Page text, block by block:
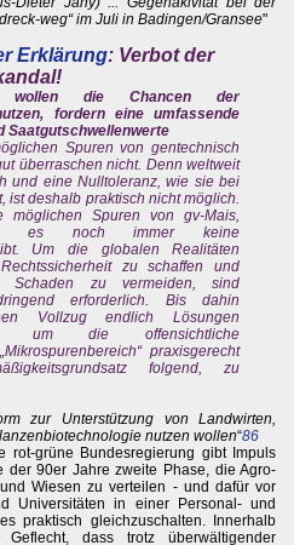
weg“ im Juli in Badingen/Gransee"
Erklärung: Verbot der
wollen die Chancen der
fordern eine umfassende
Saatgutschwellenwerte
Spuren von gentechnisch
überraschen nicht. Denn weltweit
und eine Nulltoleranz, wie sie bei
ist deshalb praktisch nicht möglich.
möglichen Spuren von gv-Mais,
es noch immer keine
Um die globalen Realitäten
zu schaffen und
Schaden zu vermeiden, sind
erforderlich. Bis dahin
Vollzug endlich Lösungen
um die offensichtliche
praxisgerecht
folgend, zu
zur Unterstützung von Landwirten,
nutzen wollen“86
rot-grüne Bundesregierung gibt Impuls
90er Jahre zweite Phase, die Agro-
Wiesen zu verteilen - und dafür vor
Universitäten in einer Personal- und
praktisch gleichzuschalten. Innerhalb
dass trotz überwältigender